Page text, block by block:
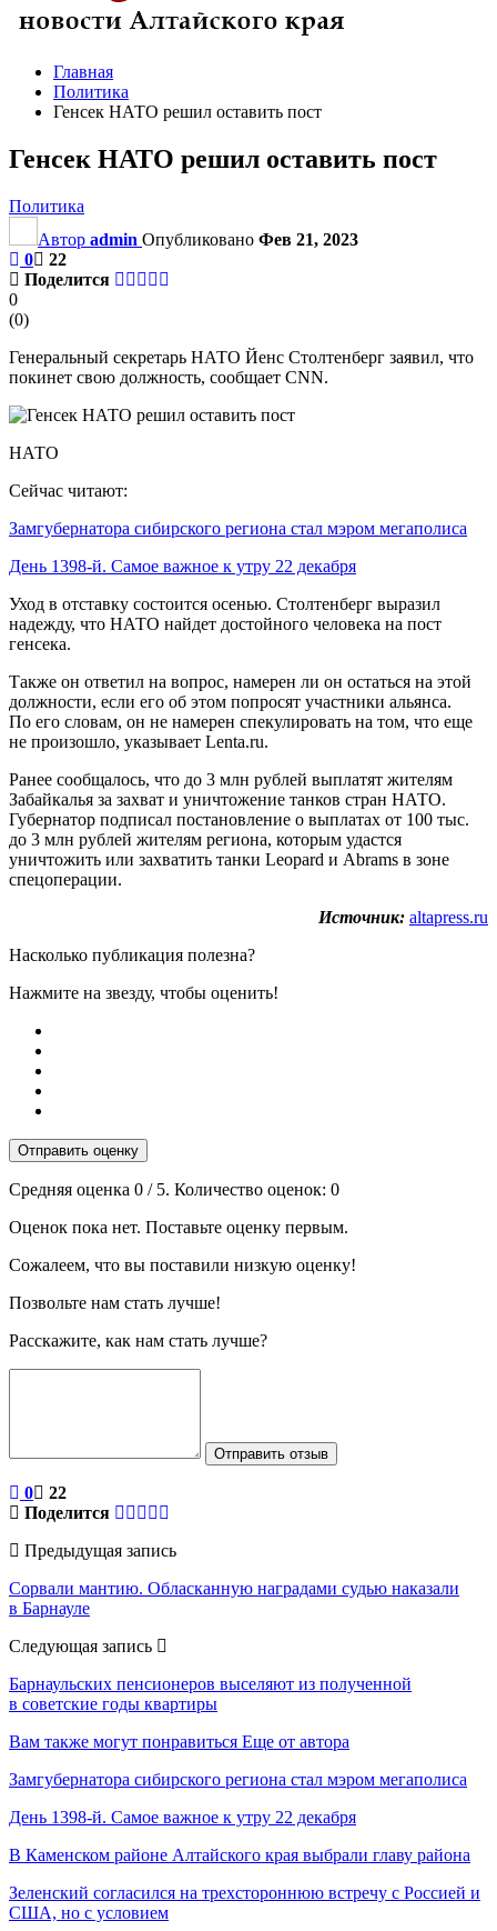
Главная
Политика
Генсек НАТО решил оставить пост
Генсек НАТО решил оставить пост
Политика
Автор admin Опубликовано Фев 21, 2023
0
22
Поделится
0
(0)
Генеральный секретарь НАТО Йенс Столтенберг заявил, что
покинет свою должность, сообщает CNN.
НАТО
Сейчас читают:
Замгубернатора сибирского региона стал мэром мегаполиса
День 1398-й. Самое важное к утру 22 декабря
Уход в отставку состоится осенью. Столтенберг выразил
надежду, что НАТО найдет достойного человека на пост
генсека.
Также он ответил на вопрос, намерен ли он остаться на этой
должности, если его об этом попросят участники альянса.
По его словам, он не намерен спекулировать на том, что еще
не произошло, указывает Lenta.ru.
Ранее сообщалось, что до 3 млн рублей выплатят жителям
Забайкалья за захват и уничтожение танков стран НАТО.
Губернатор подписал постановление о выплатах от 100 тыс.
до 3 млн рублей жителям региона, которым удастся
уничтожить или захватить танки Leopard и Abrams в зоне
спецоперации.
Источник: altapress.ru
Насколько публикация полезна?
Нажмите на звезду, чтобы оценить!
Отправить оценку
Средняя оценка 0 / 5. Количество оценок: 0
Оценок пока нет. Поставьте оценку первым.
Сожалеем, что вы поставили низкую оценку!
Позвольте нам стать лучше!
Расскажите, как нам стать лучше?
Отправить отзыв
0
22
Поделится
Предыдущая запись
Сорвали мантию. Обласканную наградами судью наказали
в Барнауле
Следующая запись
Барнаульских пенсионеров выселяют из полученной
в советские годы квартиры
Вам также могут понравиться Еще от автора
Замгубернатора сибирского региона стал мэром мегаполиса
День 1398-й. Самое важное к утру 22 декабря
В Каменском районе Алтайского края выбрали главу района
Зеленский согласился на трехстороннюю встречу с Россией и
США, но с условием